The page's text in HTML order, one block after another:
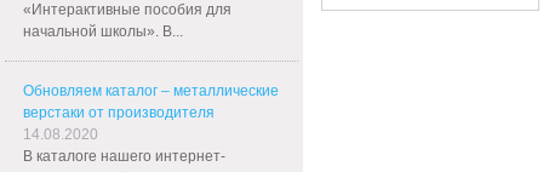
«Интерактивные пособия для
начальной школы». В...
Обновляем каталог – металлические
верстаки от производителя
14.08.2020
В каталоге нашего интернет-